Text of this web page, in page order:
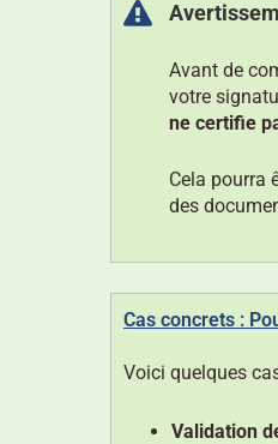
Avant de
votre
ne certifie
Cela pourra
des
Cas concrets :
Voici quelques
Validation